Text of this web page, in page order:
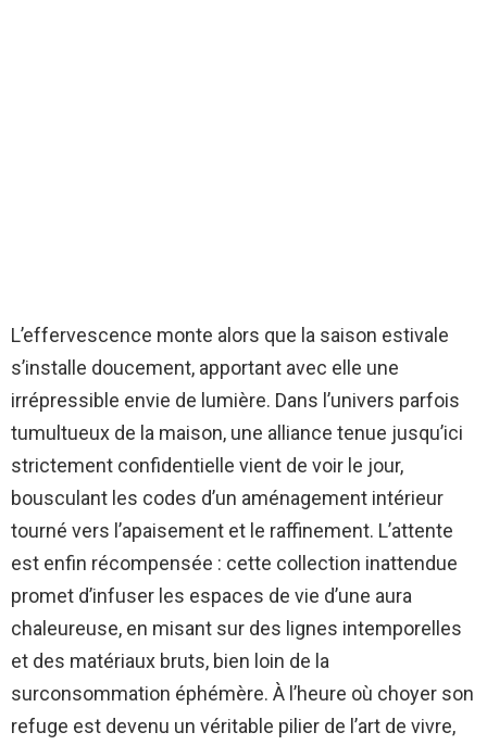
L’effervescence monte alors que la saison estivale
s’installe doucement, apportant avec elle une
irrépressible envie de lumière. Dans l’univers parfois
tumultueux de la maison, une alliance tenue jusqu’ici
strictement confidentielle vient de voir le jour,
bousculant les codes d’un aménagement intérieur
tourné vers l’apaisement et le raffinement. L’attente
est enfin récompensée : cette collection inattendue
promet d’infuser les espaces de vie d’une aura
chaleureuse, en misant sur des lignes intemporelles
et des matériaux bruts, bien loin de la
surconsommation éphémère. À l’heure où choyer son
refuge est devenu un véritable pilier de l’art de vivre,